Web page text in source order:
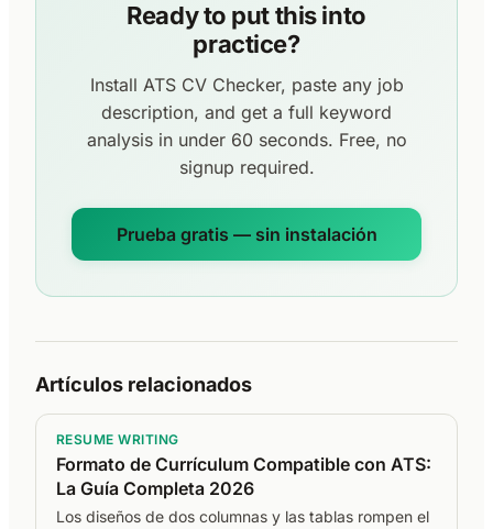
Ready to put this into
practice?
Install ATS CV Checker, paste any job
description, and get a full keyword
analysis in under 60 seconds. Free, no
signup required.
Prueba gratis — sin instalación
Artículos relacionados
RESUME WRITING
Formato de Currículum Compatible con ATS:
La Guía Completa 2026
Los diseños de dos columnas y las tablas rompen el